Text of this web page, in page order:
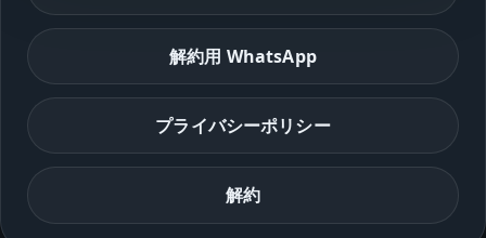
解約用 WhatsApp
プライバシーポリシー
解約